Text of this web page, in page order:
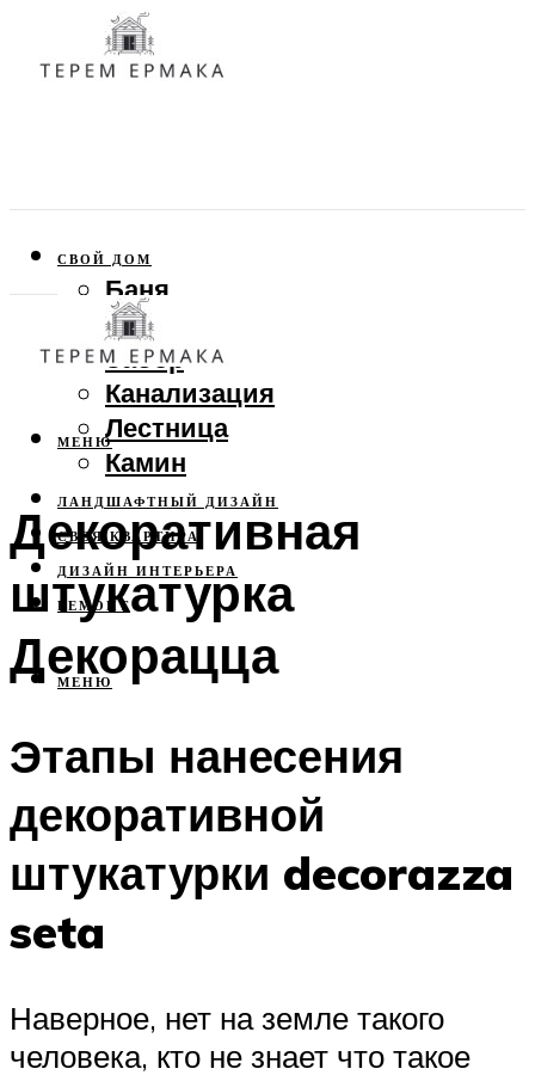
СВОЙ ДОМ
Баня
Веранда
Забор
Канализация
Лестница
Камин
ЛАНДШАФТНЫЙ ДИЗАЙН
СВОЯ КВАРТИРА
ДИЗАЙН ИНТЕРЬЕРА
РЕМОНТ
МЕНЮ
МЕНЮ
Декоративная
штукатурка
Декорацца
Этапы нанесения
декоративной
штукатурки decorazza
seta
Наверное, нет на земле такого
человека, кто не знает что такое